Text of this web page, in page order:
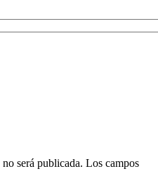
será publicada. Los campos